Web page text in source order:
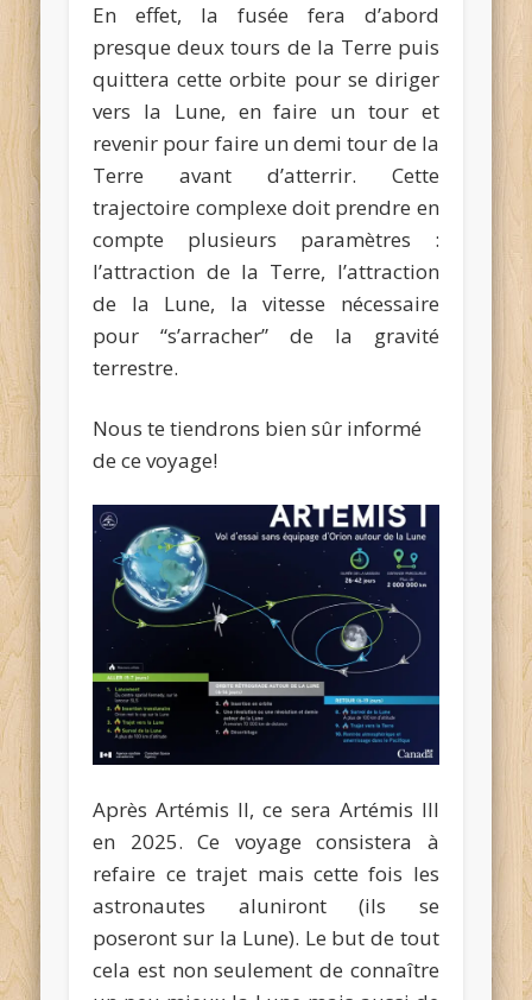
En effet, la fusée fera d’abord
presque deux tours de la Terre puis
quittera cette orbite pour se diriger
vers la Lune, en faire un tour et
revenir pour faire un demi tour de la
Terre avant d’atterrir. Cette
trajectoire complexe doit prendre en
compte plusieurs paramètres :
l’attraction de la Terre, l’attraction
de la Lune, la vitesse nécessaire
pour “s’arracher” de la gravité
terrestre.
Nous te tiendrons bien sûr informé
de ce voyage!
Après Artémis II, ce sera Artémis III
en 2025. Ce voyage consistera à
refaire ce trajet mais cette fois les
astronautes aluniront (ils se
poseront sur la Lune). Le but de tout
cela est non seulement de connaître